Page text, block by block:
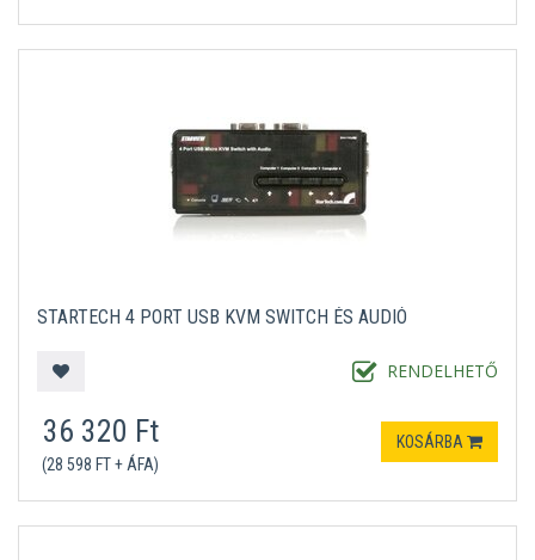
STARTECH 4 PORT USB KVM SWITCH ÉS AUDIÓ
RENDELHETŐ
36 320 Ft
(28 598 FT + ÁFA)
KOSÁRBA